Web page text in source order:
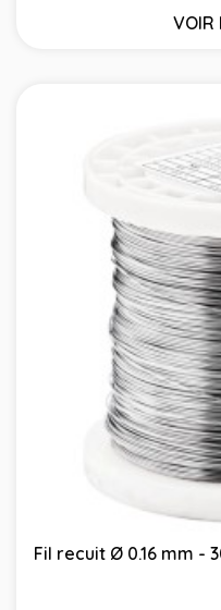
VOIR
Fil recuit Ø 0.16 mm -